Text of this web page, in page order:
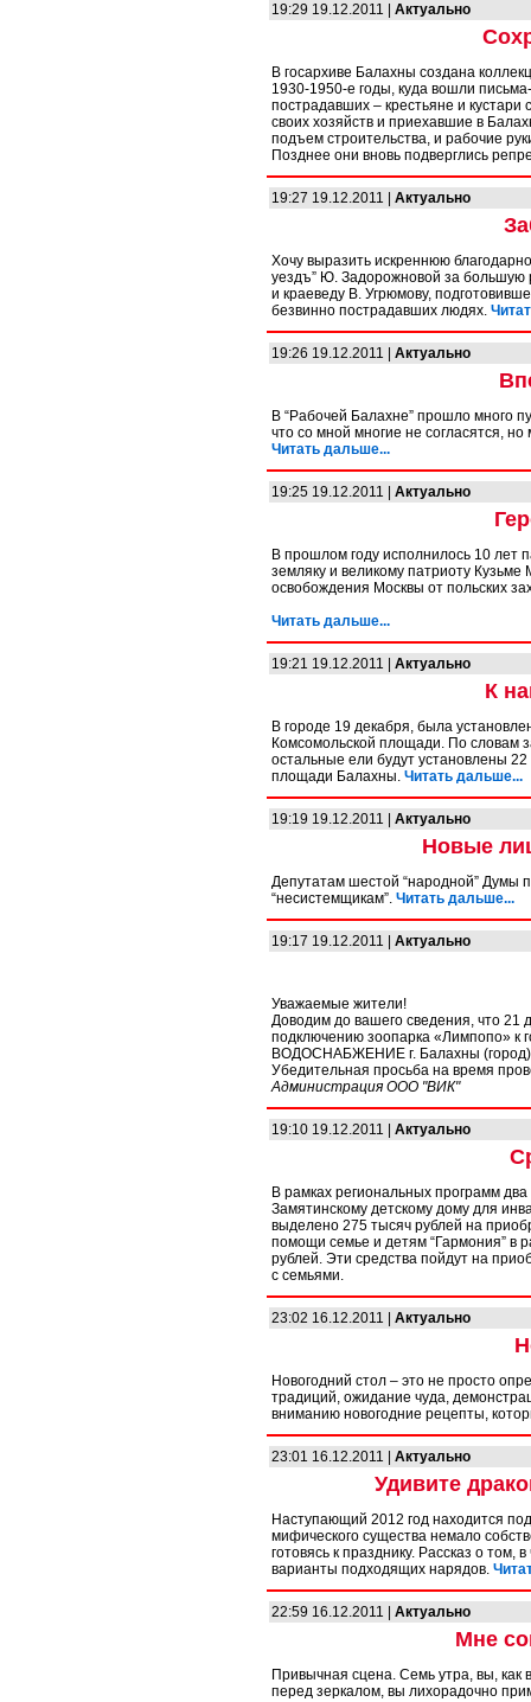
19:29 19.12.2011 | Актуально
В госархиве Балахны создана
1930-1950-е годы, куда вошли
пострадавших – крестьяне и
своих хозяйств и приехавшие в
подъем строительства, и рабочие
Позднее они вновь подверглись
19:27 19.12.2011 | Актуально
Хочу выразить искреннюю
уездъ” Ю. Задорожновой за большую
и краеведу В. Угрюмову,
безвинно пострадавших людях.
19:26 19.12.2011 | Актуально
В “Рабочей Балахне” прошло много
что со мной многие не согласятся,
Читать дальше...
19:25 19.12.2011 | Актуально
В прошлом году исполнилось 10 лет
земляку и великому патриоту
освобождения Москвы от польских
Читать дальше...
19:21 19.12.2011 | Актуально
К
В городе 19 декабря, была
Комсомольской площади. По словам
остальные ели будут установлены
площади Балахны. Читать дальше...
19:19 19.12.2011 | Актуально
Новые
Депутатам шестой “народной” Думы
“несистемщикам”. Читать дальше...
19:17 19.12.2011 | Актуально
Уважаемые жители!
Доводим до вашего сведения, что 21
подключению зоопарка «Лимпопо»
ВОДОСНАБЖЕНИЕ г. Балахны
Убедительная просьба на время
Администрация ООО "ВИК"
19:10 19.12.2011 | Актуально
В рамках региональных программ
Замятинскому детскому дому для
выделено 275 тысяч рублей на
помощи семье и детям “Гармония” в
рублей. Эти средства пойдут на
с семьями.
23:02 16.12.2011 | Актуально
Новогодний стол – это не просто
традиций, ожидание чуда,
вниманию новогодние рецепты,
23:01 16.12.2011 | Актуально
Удивите
Наступающий 2012 год находится
мифического существа немало
готовясь к празднику. Рассказ о том,
варианты подходящих нарядов.
22:59 16.12.2011 | Актуально
Мне
Привычная сцена. Семь утра, вы, как
перед зеркалом, вы лихорадочно